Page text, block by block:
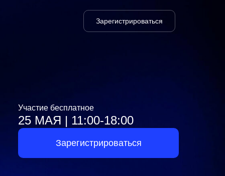
Зарегистрироваться
Зарегистрироваться
Участие бесплатное
25 МАЯ | 11:00-18:00
Зарегистрироваться